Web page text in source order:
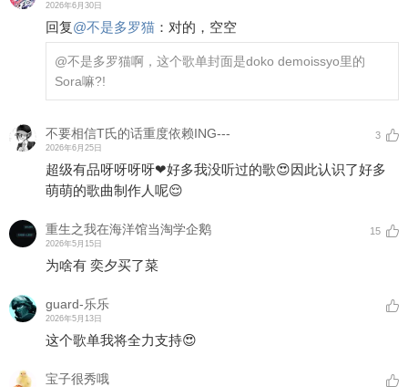
2026年6月30日
回复@不是多罗猫 ： 对的，空空
@不是多罗猫啊，这个歌单封面是doko demoissyo里的
Sora嘛?!
不要相信T氏的话重度依赖ING---
2026年6月25日
3
超级有品呀呀呀呀❤好多我没听过的歌😍因此认识了好多
萌萌的歌曲制作人呢😌
重生之我在海洋馆当淘学企鹅
2026年5月15日
15
为啥有 奕夕买了菜
guard-乐乐
2026年5月13日
这个歌单我将全力支持😍
宝子很秀哦